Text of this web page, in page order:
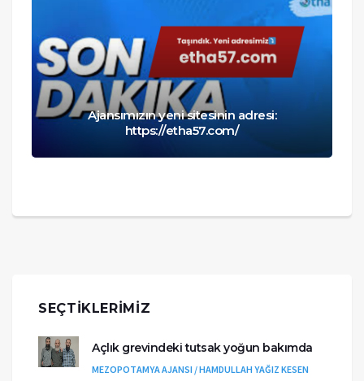
Ajansımızın yeni sitesinin adresi:
https://etha57.com/
SEÇTIKLERIMIZ
Açlık grevindeki tutsak yoğun bakımda
MEZOPOTAMYA AJANSI / HAMDULLAH YAĞIZ KESEN